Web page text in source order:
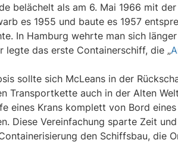
belächelt als am 6. Mai 1966 mit der
es 1955 und baute es 1957
In Hamburg wehrte man sich
legte das erste Containerschiff, die „
sollte sich McLeans in der
Transportkette auch in der Alten Welt
eines Krans komplett von Bord
Diese Vereinfachung sparte Zeit
den Schiffsbau, die